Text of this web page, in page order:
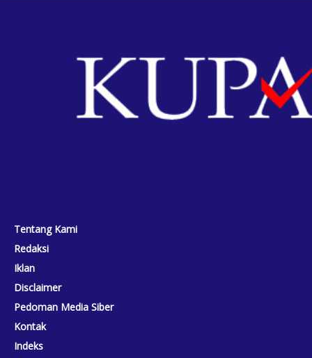
Tentang Kami
Redaksi
Iklan
Disclaimer
Pedoman Media Siber
Kontak
Indeks